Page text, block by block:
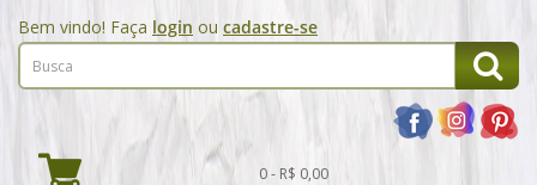
Bem vindo! Faça login ou cadastre-se
0 - R$ 0,00